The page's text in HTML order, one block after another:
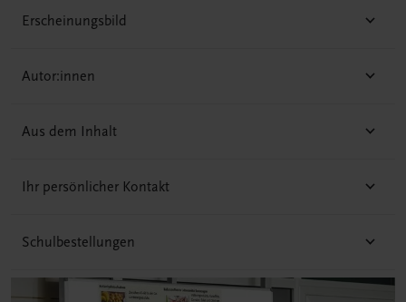
Erscheinungsbild
Autor:innen
Aus dem Inhalt
Ihr persönlicher Kontakt
Schulbestellungen